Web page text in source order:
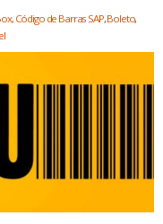
Código de Barras SAP,Boleto,